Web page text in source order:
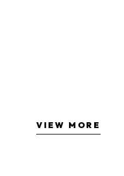
VIEW MORE